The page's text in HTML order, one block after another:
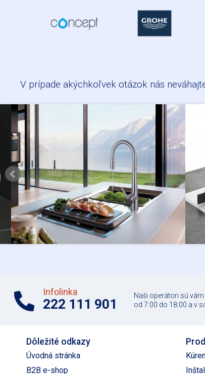
CONCEPT
V prípade akýchkoľvek otázok nás
Infolinka
222 111 901
Naši operátori sú
od 7:00 do 18:00 a v
Dôležité odkazy
Úvodná stránka
B2B e-shop